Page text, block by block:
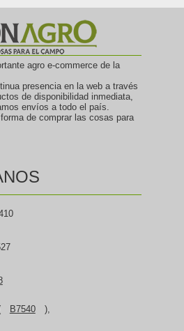
agro e-commerce de la
presencia en la web a través
de disponibilidad inmediata,
envíos a todo el país.
de comprar las cosas para
B7540 ),